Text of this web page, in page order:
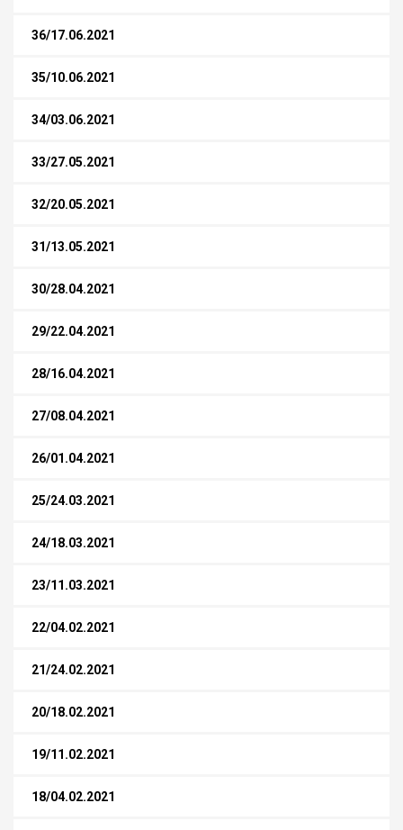
36/17.06.2021
35/10.06.2021
34/03.06.2021
33/27.05.2021
32/20.05.2021
31/13.05.2021
30/28.04.2021
29/22.04.2021
28/16.04.2021
27/08.04.2021
26/01.04.2021
25/24.03.2021
24/18.03.2021
23/11.03.2021
22/04.02.2021
21/24.02.2021
20/18.02.2021
19/11.02.2021
18/04.02.2021